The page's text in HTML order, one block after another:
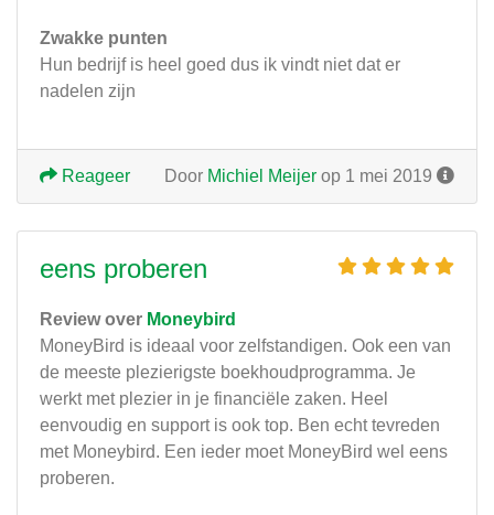
Zwakke punten
Hun bedrijf is heel goed dus ik vindt niet dat er
nadelen zijn
Door Michiel Meijer op 1 mei 2019
Reageer
eens proberen
Review over Moneybird
MoneyBird is ideaal voor zelfstandigen. Ook een van
de meeste plezierigste boekhoudprogramma. Je
werkt met plezier in je financiële zaken. Heel
eenvoudig en support is ook top. Ben echt tevreden
met Moneybird. Een ieder moet MoneyBird wel eens
proberen.